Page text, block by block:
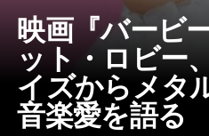
映画『バービ
ット・ロビー
イズからメタ
音楽愛を語る